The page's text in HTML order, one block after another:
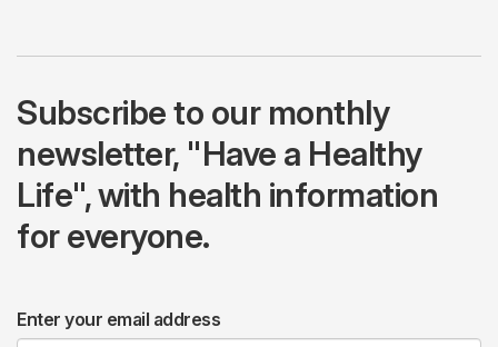
Subscribe to our monthly
newsletter, "Have a Healthy
Life", with health information
for everyone.
Enter your email address